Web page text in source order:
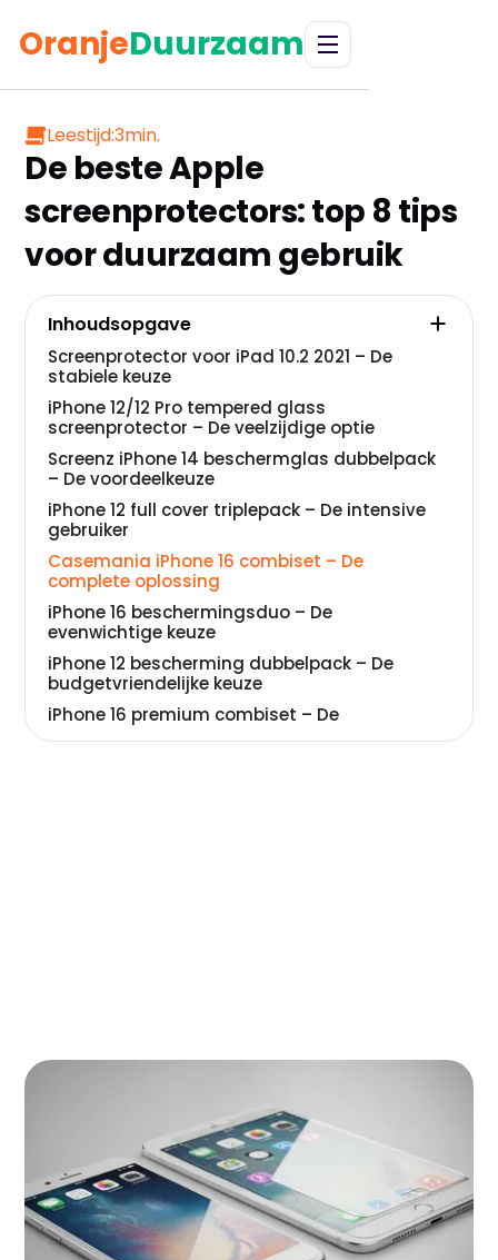
OranjeDuurzaam
Leestijd:3min.
De beste Apple
screenprotectors: top 8 tips
voor duurzaam gebruik
Zoek je de beste apple screenprotector zonder
eindeloos te vergelijken? Wij hebben de 8
topmodellen van 2026 voor je geselecteerd en de
belangrijkste plus- en minpunten op een rij gezet.
Inhoudsopgave
Screenprotector voor iPad 10.2 2021 – De
stabiele keuze
iPhone 12/12 Pro tempered glass
screenprotector – De veelzijdige optie
Screenz iPhone 14 beschermglas dubbelpack
– De voordeelkeuze
iPhone 12 full cover triplepack – De intensive
gebruiker
Casemania iPhone 16 combiset – De
complete oplossing
iPhone 16 beschermingsduo – De
evenwichtige keuze
iPhone 12 bescherming dubbelpack – De
budgetvriendelijke keuze
iPhone 16 premium combiset – De